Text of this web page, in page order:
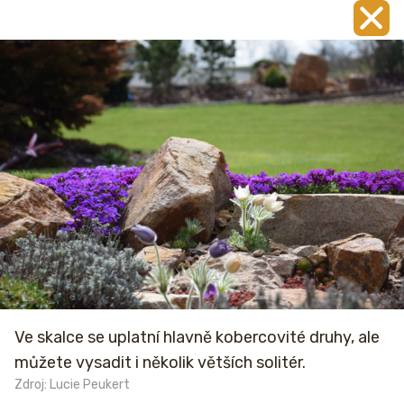
Ve skalce se uplatní hlavně kobercovité druhy, ale
můžete vysadit i několik větších solitér.
Zdroj: Lucie Peukert